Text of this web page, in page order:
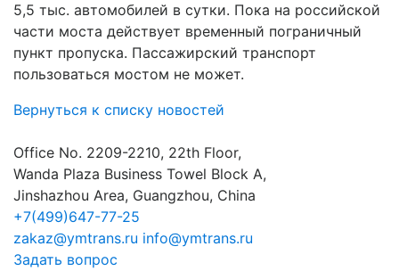
5,5 тыс. автомобилей в сутки. Пока на российской
части моста действует временный пограничный
пункт пропуска. Пассажирский транспорт
пользоваться мостом не может.
Вернуться к списку новостей
Office No. 2209-2210, 22th Floor,
Wanda Plaza Business Towel Block A,
Jinshazhou Area, Guangzhou, China
+7(499)647-77-25
zakaz@ymtrans.ru info@ymtrans.ru
Задать вопрос